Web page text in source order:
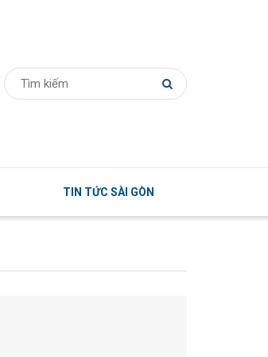
TIN TỨC SÀI GÒN